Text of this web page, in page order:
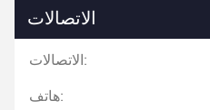
الاتصالات
الاتصالات:
هاتف: